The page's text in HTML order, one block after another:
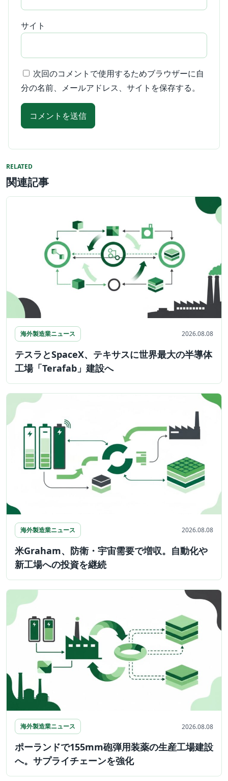
サイト
次回のコメントで使用するためブラウザーに自
分の名前、メールアドレス、サイトを保存する。
RELATED
関連記事
海外製造業ニュース 2026.08.08
テスラとSpaceX、テキサスに世界最大の半導体
工場「Terafab」建設へ
海外製造業ニュース 2026.08.08
米Graham、防衛・宇宙需要で増収。自動化や
新工場への投資を継続
海外製造業ニュース 2026.08.08
ポーランドで155mm砲弾用装薬の生産工場建設
へ。サプライチェーンを強化